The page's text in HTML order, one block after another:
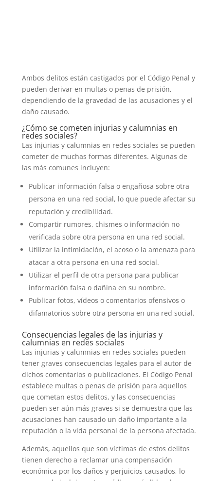
Ambos delitos están castigados por el Código Penal y
pueden derivar en multas o penas de prisión,
dependiendo de la gravedad de las acusaciones y el
daño causado.
¿Cómo se cometen injurias y calumnias en
redes sociales?
Las injurias y calumnias en redes sociales se pueden
cometer de muchas formas diferentes. Algunas de
las más comunes incluyen:
Publicar información falsa o engañosa sobre otra
persona en una red social, lo que puede afectar su
reputación y credibilidad.
Compartir rumores, chismes o información no
verificada sobre otra persona en una red social.
Utilizar la intimidación, el acoso o la amenaza para
atacar a otra persona en una red social.
Utilizar el perfil de otra persona para publicar
información falsa o dañina en su nombre.
Publicar fotos, vídeos o comentarios ofensivos o
difamatorios sobre otra persona en una red social.
Consecuencias legales de las injurias y
calumnias en redes sociales
Las injurias y calumnias en redes sociales pueden
tener graves consecuencias legales para el autor de
dichos comentarios o publicaciones. El Código Penal
establece multas o penas de prisión para aquellos
que cometan estos delitos, y las consecuencias
pueden ser aún más graves si se demuestra que las
acusaciones han causado un daño importante a la
reputación o la vida personal de la persona afectada.
Además, aquellos que son víctimas de estos delitos
tienen derecho a reclamar una compensación
económica por los daños y perjuicios causados, lo